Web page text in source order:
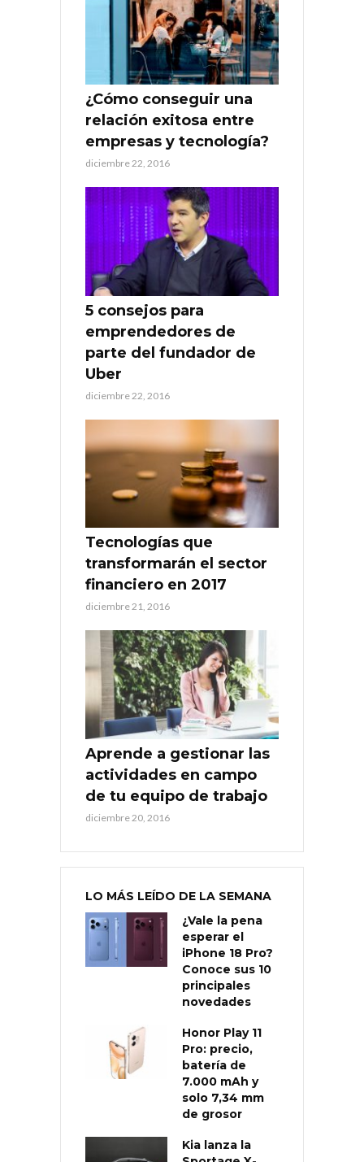
¿Cómo conseguir una
relación exitosa entre
empresas y tecnología?
diciembre 22, 2016
5 consejos para
emprendedores de
parte del fundador de
Uber
diciembre 22, 2016
Tecnologías que
transformarán el sector
financiero en 2017
diciembre 21, 2016
Aprende a gestionar las
actividades en campo
de tu equipo de trabajo
diciembre 20, 2016
LO MÁS LEÍDO DE LA SEMANA
¿Vale la pena
esperar el
iPhone 18 Pro?
Conoce sus 10
principales
novedades
Honor Play 11
Pro: precio,
batería de
7.000 mAh y
solo 7,34 mm
de grosor
Kia lanza la